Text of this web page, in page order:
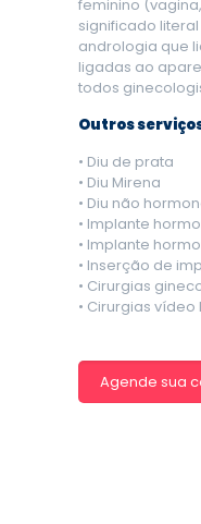
feminino
significado
andrologia que
ligadas ao
todos
Outros
• Diu de prata
• Diu Mirena
• Diu não
• Implante
• Implante
• Inserção de
• Cirurgias
• Cirurgias
Agende sua